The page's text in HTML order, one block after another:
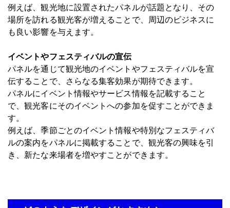
例えば、観光地に設置されたパネルが話題となり、その
場所を訪れる観光客が増えることで、周辺のビジネスに
も良い影響を与えます。
イベントやフェスティバルの宣伝
パネルを通じて観光地のイベントやフェスティバルを宣
伝することで、さらなる集客効果が期待できます。
パネルにイベント情報やサービス情報を記載すること
で、観光客にそのイベントへの参加を促すことができま
す。
例えば、季節ごとのイベント情報や特別なフェスティバ
ルの案内をパネルに掲載することで、観光客の興味を引
き、新たな来場者を増やすことができます。